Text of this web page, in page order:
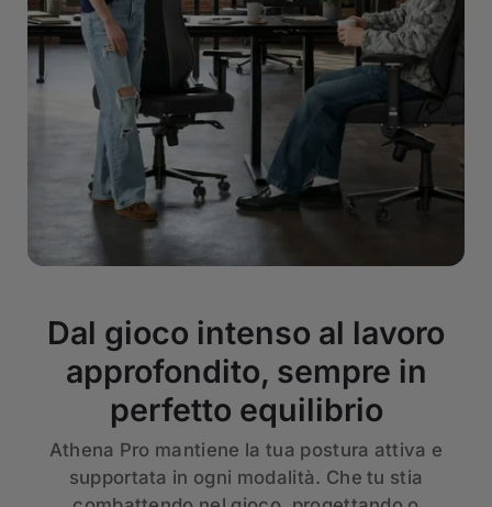
Dal gioco intenso al lavoro
approfondito, sempre in
perfetto equilibrio
Athena Pro mantiene la tua postura attiva e
supportata in ogni modalità. Che tu stia